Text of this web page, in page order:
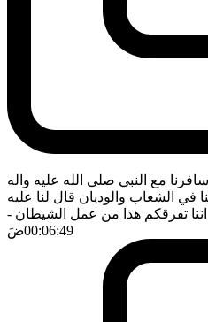
مع النبي صلى الله عليه واله
في الشعاب والوديان قال لنا عليه
اننا تفرقكم هذا من عمل الشيطان -
00:06:49ضَ